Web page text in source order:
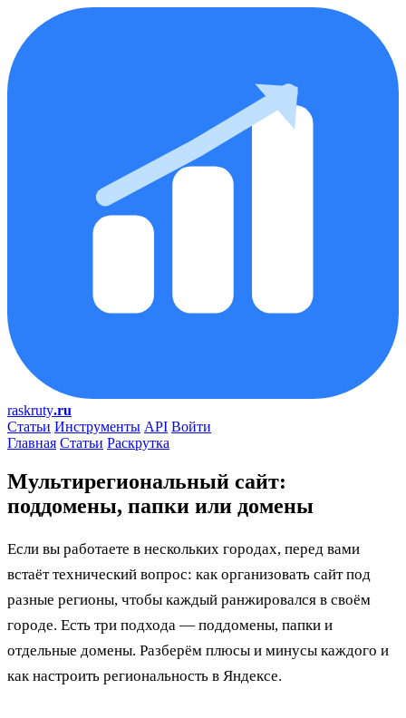
raskruty.ru
Статьи Инструменты API Войти
Главная Статьи Раскрутка
Мультирегиональный сайт:
поддомены, папки или домены
Если вы работаете в нескольких городах, перед вами
встаёт технический вопрос: как организовать сайт под
разные регионы, чтобы каждый ранжировался в своём
городе. Есть три подхода — поддомены, папки и
отдельные домены. Разберём плюсы и минусы каждого и
как настроить региональность в Яндексе.